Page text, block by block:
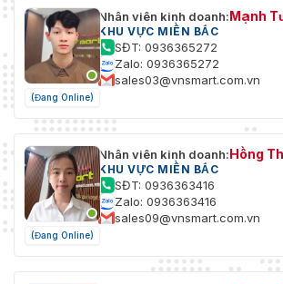
(Đang Online)
Nhân viên kinh doanh:Mạnh
KHU VỰC MIỀN BẮC
SĐT: 0936365272
Zalo: 0936365272
sales03@vnsmart.com.vn
(Đang Online)
Nhân viên kinh doanh:Hồng
KHU VỰC MIỀN BẮC
SĐT: 0936363416
Zalo: 0936363416
sales09@vnsmart.com.vn